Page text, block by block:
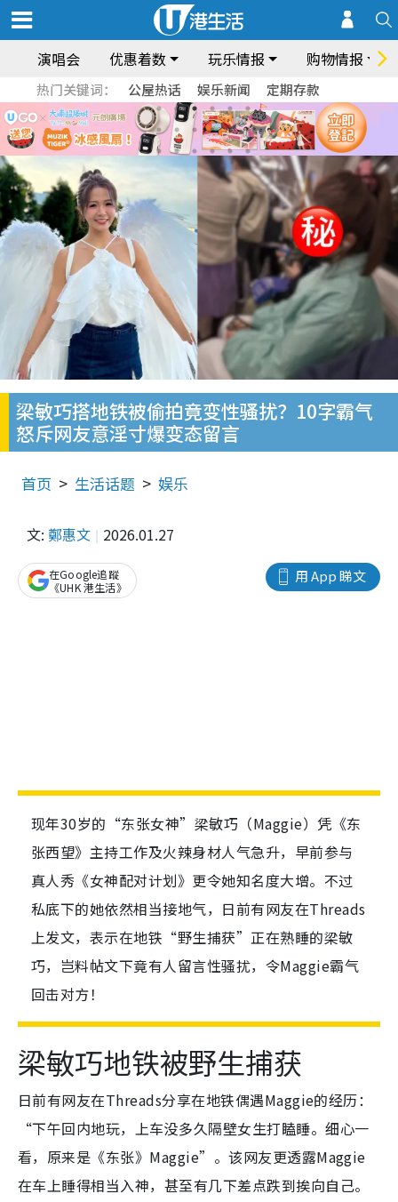
演唱会 优惠着数 玩乐情报 购物情报
热门关键词： 公屋热话 娱乐新闻 定期存款
梁敏巧搭地铁被偷拍竟变性骚扰？10字霸气
怒斥网友意淫寸爆变态留言
首页 生活话题 娱乐
文: 鄭惠文 2026.01.27
用 App 睇文
在Google追蹤
《UHK 港生活》
现年30岁的“东张女神”梁敏巧（Maggie）凭《东
张西望》主持工作及火辣身材人气急升，早前参与
真人秀《女神配对计划》更令她知名度大增。不过
私底下的她依然相当接地气，日前有网友在Threads
上发文，表示在地铁“野生捕获”正在熟睡的梁敏
巧，岂料帖文下竟有人留言性骚扰，令Maggie霸气
回击对方！
梁敏巧地铁被野生捕获
日前有网友在Threads分享在地铁偶遇Maggie的经历：
“下午回内地玩，上车没多久隔壁女生打瞌睡。细心一
看，原来是《东张》Maggie”。该网友更透露Maggie
在车上睡得相当入神，甚至有几下差点跌到挨向自己。